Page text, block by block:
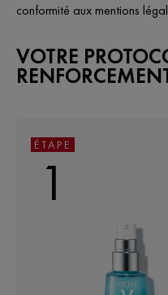
conformité aux mentions
VOTRE
ÉTAPE
1